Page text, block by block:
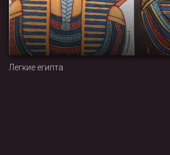
Легкие египта